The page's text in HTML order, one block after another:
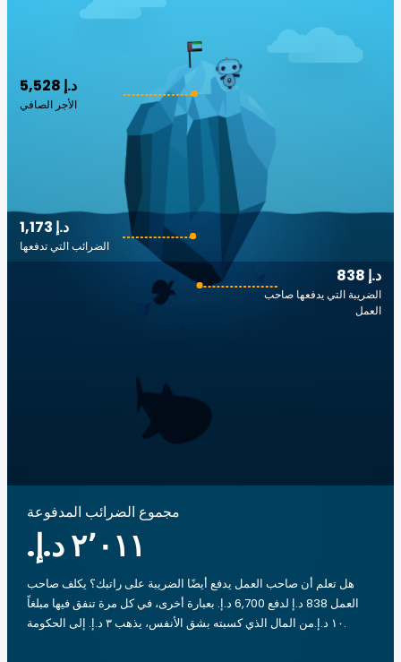
5,528 د.إ
الأجر الصافي
838 د.إ
الضريبة التي يدفعها صاحب
العمل
1,173 د.إ
الضرائب التي تدفعها
مجموع الضرائب المدفوعة
هل تعلم أن صاحب العمل يدفع أيضًا الضريبة على راتبك؟ يكلف صاحب
العمل 838 د.إ لدفع 6,700 د.إ. بعبارة أخرى، في كل مرة تنفق فيها مبلغاً
‏١٠ د.إ.‏من المال الذي كسبته بشق الأنفس، يذهب ‏٣ د.إ.‏ إلى الحكومة.